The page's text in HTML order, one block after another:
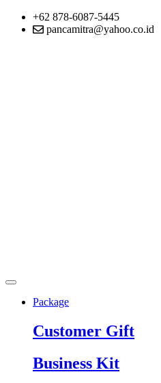
+62 878-6087-5445
pancamitra@yahoo.co.id
Package
Customer Gift
Business Kit